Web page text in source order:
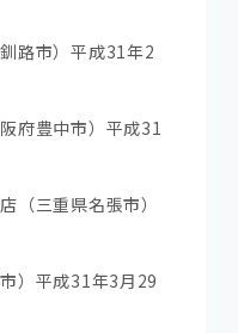
路市）平成31年2
府豊中市）平成31
（三重県名張市）
）平成31年3月29